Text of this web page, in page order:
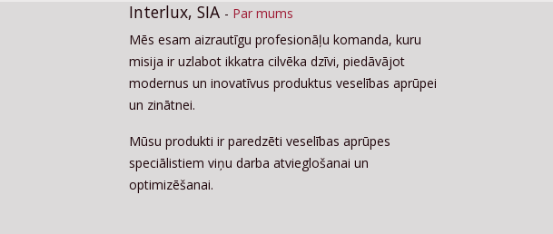
Interlux, SIA - Par mums
Mēs esam aizrautīgu profesionāļu komanda, kuru
misija ir uzlabot ikkatra cilvēka dzīvi, piedāvājot
modernus un inovatīvus produktus veselības aprūpei
un zinātnei.
Mūsu produkti ir paredzēti veselības aprūpes
speciālistiem viņu darba atvieglošanai un
optimizēšanai.